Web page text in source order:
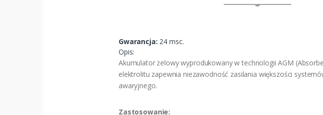
Gwarancja: 24 msc.
Opis:
Akumulator żelowy wyprodukowany w technologii AGM
elektrolitu zapewnia niezawodność zasilania większości
awaryjnego.
Zastosowanie: